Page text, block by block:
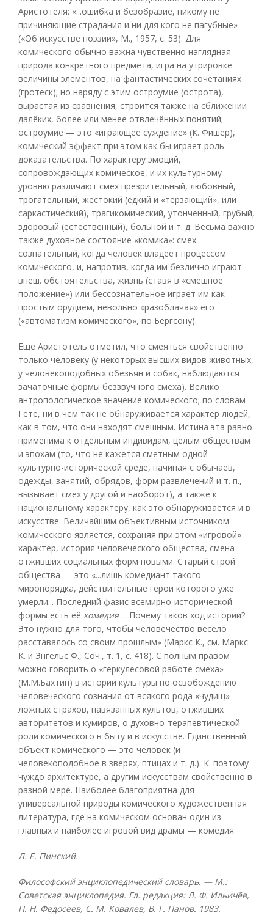
Аристотеля: «...ошибка и безобразие, никому не
причиняющие страдания и ни для кого не пагубные»
(«Об искусстве поэзии», М., 1957, с. 53). Для
комического обычно важна чувственно наглядная
природа конкретного предмета, игра на утрировке
величины элементов, на фантастических сочетаниях
(гротеск); но наряду с этим остроумие (острота),
вырастая из сравнения, строится также на сближении
далёких, более или менее отвлечённых понятий;
остроумие — это «играющее суждение» (К. Фишер),
комический эффект при этом как бы играет роль
доказательства. По характеру эмоций,
сопровождающих комическое, и их культурному
уровню различают смех презрительный, любовный,
трогательный, жестокий (едкий и «терзающий», или
саркастический), трагикомический, утончённый, грубый,
здоровый (естественный), больной и т. д. Весьма важно
также духовное состояние «комика»: смех
сознательный, когда человек владеет процессом
комического, и, напротив, когда им безлично играют
внеш. обстоятельства, жизнь (ставя в «смешное
положение») или бессознательное играет им как
простым орудием, невольно «разоблачая» его
(«автоматизм комического», по Бергсону).
Ещё Аристотель отметил, что смеяться свойственно
только человеку (у некоторых высших видов животных,
у человекоподобных обезьян и собак, наблюдаются
зачаточные формы беззвучного смеха). Велико
антропологическое значение комического; по словам
Гёте, ни в чём так не обнаруживается характер людей,
как в том, что они находят смешным. Истина эта равно
применима к отдельным индивидам, целым обществам
и эпохам (то, что не кажется сметным одной
культурно-исторической среде, начиная с обычаев,
одежды, занятий, обрядов, форм развлечений и т. п.,
вызывает смех у другой и наоборот), а также к
национальному характеру, как это обнаруживается и в
искусстве. Величайшим объективным источником
комического является, сохраняя при этом «игровой»
характер, история человеческого общества, смена
отживших социальных форм новыми. Старый строй
общества — это «...лишь комедиант такого
миропорядка, действительные герои которого уже
умерли... Последний фазис всемирно-исторической
формы есть её комедия... Почему таков ход истории?
Это нужно для того, чтобы человечество весело
расставалось со своим прошлым» (Маркс К., см. Маркс
К. и Энгельс Ф., Соч., т. 1, с. 418). С полным правом
можно говорить о «геркулесовой работе смеха»
(М.М.Бахтин) в истории культуры по освобождению
человеческого сознания от всякого рода «чудищ» —
ложных страхов, навязанных культов, отживших
авторитетов и кумиров, о духовно-терапевтической
роли комического в быту и в искусстве. Единственный
объект комического — это человек (и
человекоподобное в зверях, птицах и т. д.). К. поэтому
чуждо архитектуре, а другим искусствам свойственно в
разной мере. Наиболее благоприятна для
универсальной природы комического художественная
литература, где на комическом основан один из
главных и наиболее игровой вид драмы — комедия.
Л. Е. Пинский.
Философский энциклопедический словарь. — М.:
Советская энциклопедия. Гл. редакция: Л. Ф. Ильичёв,
П. Н. Федосеев, С. М. Ковалёв, В. Г. Панов. 1983.